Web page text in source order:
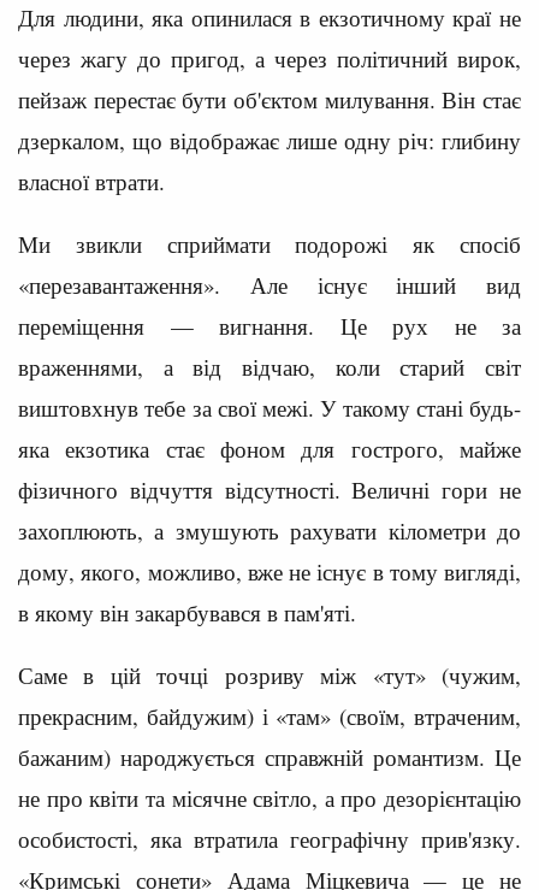
Для людини, яка опинилася в екзотичному краї не
через жагу до пригод, а через політичний вирок,
пейзаж перестає бути об'єктом милування. Він стає
дзеркалом, що відображає лише одну річ: глибину
власної втрати.
Ми звикли сприймати подорожі як спосіб
«перезавантаження». Але існує інший вид
переміщення — вигнання. Це рух не за
враженнями, а від відчаю, коли старий світ
виштовхнув тебе за свої межі. У такому стані будь-
яка екзотика стає фоном для гострого, майже
фізичного відчуття відсутності. Величні гори не
захоплюють, а змушують рахувати кілометри до
дому, якого, можливо, вже не існує в тому вигляді,
в якому він закарбувався в пам'яті.
Саме в цій точці розриву між «тут» (чужим,
прекрасним, байдужим) і «там» (своїм, втраченим,
бажаним) народжується справжній романтизм. Це
не про квіти та місячне світло, а про дезорієнтацію
особистості, яка втратила географічну прив'язку.
«Кримські сонети» Адама Міцкевича — це не